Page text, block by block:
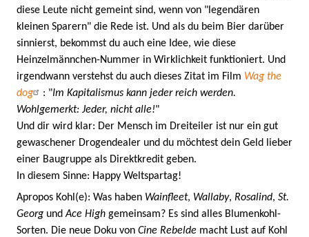
diese Leute nicht gemeint sind, wenn von "legendären
kleinen Sparern" die Rede ist. Und als du beim Bier darüber
sinnierst, bekommst du auch eine Idee, wie diese
Heinzelmännchen-Nummer in Wirklichkeit funktioniert. Und
irgendwann verstehst du auch dieses Zitat im Film Wag the
dog
: "Im Kapitalismus kann jeder reich werden.
Wohlgemerkt: Jeder, nicht alle!"
Und dir wird klar: Der Mensch im Dreiteiler ist nur ein gut
gewaschener Drogendealer und du möchtest dein Geld lieber
einer Baugruppe als Direktkredit geben.
In diesem Sinne: Happy Weltspartag!
Apropos Kohl(e): Was haben Wainfleet, Wallaby, Rosalind, St.
Georg undAce High gemeinsam? Es sind alles Blumenkohl-
Sorten. Die neue Doku von Cine Rebelde macht Lust auf Kohl